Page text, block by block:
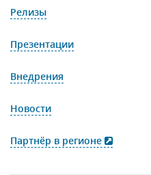
Релизы
Презентации
Внедрения
Новости
Партнёр в регионе